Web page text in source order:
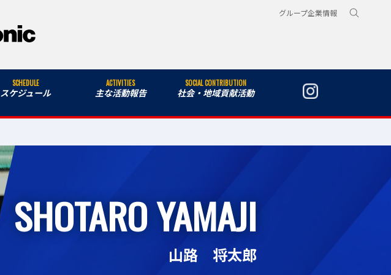
グループ企業情報
SCHEDULE
スケジュール
ACTIVITIES
主な活動報告
SOCIAL CONTRIBUTION
社会・地域貢献活動
SHOTARO YAMAJI
山路 将太郎